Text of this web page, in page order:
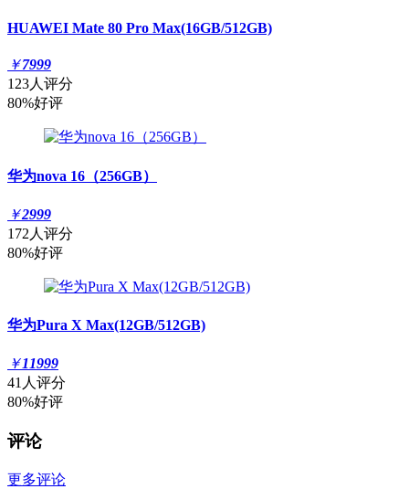
HUAWEI Mate 80 Pro Max(16GB/512GB)
￥7999
123人评分
80%好评
华为nova 16（256GB）
￥2999
172人评分
80%好评
华为Pura X Max(12GB/512GB)
￥11999
41人评分
80%好评
评论
更多评论